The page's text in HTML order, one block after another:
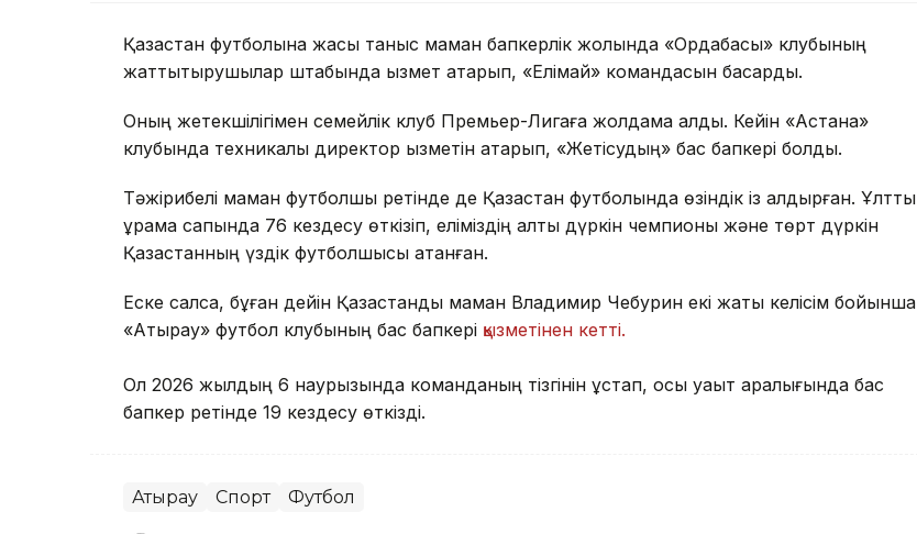
Қазақстан футболына жақсы таныс маман бапкерлік жолында «Ордабасы» клубының
жаттықтырушылар штабында қызмет атқарып, «Елімай» командасын басқарды.
Оның жетекшілігімен семейлік клуб Премьер-Лигаға жолдама алды. Кейін «Астана»
клубында техникалық директор қызметін атқарып, «Жетісудың» бас бапкері болды.
Тәжірибелі маман футболшы ретінде де Қазақстан футболында өзіндік із қалдырған. Ұлттық
құрама сапында 76 кездесу өткізіп, еліміздің алты дүркін чемпионы және төрт дүркін
Қазақстанның үздік футболшысы атанған.
Еске салсақ, бұған дейін Қазақстандық маман Владимир Чебурин екі жақты келісім бойынша
«Атырау» футбол клубының бас бапкері қызметінен кетті.
Ол 2026 жылдың 6 наурызында команданың тізгінін ұстап, осы уақыт аралығында бас
бапкер ретінде 19 кездесу өткізді.
Атырау Спорт Футбол